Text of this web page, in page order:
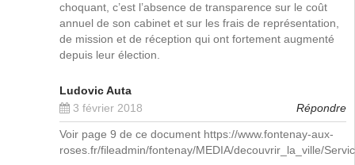
choquant, c’est l’absence de transparence sur le coût
annuel de son cabinet et sur les frais de représentation,
de mission et de réception qui ont fortement augmenté
depuis leur élection.
Ludovic Auta
3 février 2018
Répondre
Voir page 9 de ce document https://www.fontenay-aux-
roses.fr/fileadmin/fontenay/MEDIA/decouvrir_la_ville/